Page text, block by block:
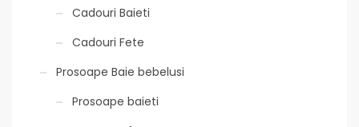
Cadouri Baieti
Cadouri Fete
Prosoape Baie bebelusi
Prosoape baieti